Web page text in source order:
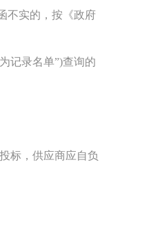
不实的，按《政府
记录名单”)查询的
标，供应商应自负